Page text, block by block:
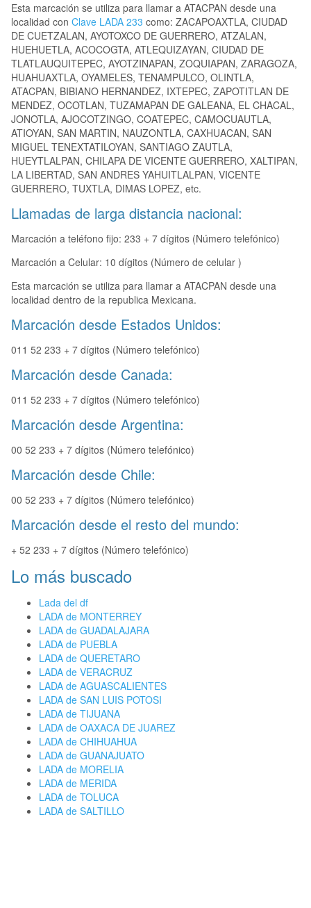
Esta marcación se utiliza para llamar a ATACPAN desde una
localidad con Clave LADA 233 como: ZACAPOAXTLA, CIUDAD
DE CUETZALAN, AYOTOXCO DE GUERRERO, ATZALAN,
HUEHUETLA, ACOCOGTA, ATLEQUIZAYAN, CIUDAD DE
TLATLAUQUITEPEC, AYOTZINAPAN, ZOQUIAPAN, ZARAGOZA,
HUAHUAXTLA, OYAMELES, TENAMPULCO, OLINTLA,
ATACPAN, BIBIANO HERNANDEZ, IXTEPEC, ZAPOTITLAN DE
MENDEZ, OCOTLAN, TUZAMAPAN DE GALEANA, EL CHACAL,
JONOTLA, AJOCOTZINGO, COATEPEC, CAMOCUAUTLA,
ATIOYAN, SAN MARTIN, NAUZONTLA, CAXHUACAN, SAN
MIGUEL TENEXTATILOYAN, SANTIAGO ZAUTLA,
HUEYTLALPAN, CHILAPA DE VICENTE GUERRERO, XALTIPAN,
LA LIBERTAD, SAN ANDRES YAHUITLALPAN, VICENTE
GUERRERO, TUXTLA, DIMAS LOPEZ, etc.
Llamadas de larga distancia nacional:
Marcación a teléfono fijo: 233 + 7 dígitos (Número telefónico)
Marcación a Celular: 10 dígitos (Número de celular )
Esta marcación se utiliza para llamar a ATACPAN desde una
localidad dentro de la republica Mexicana.
Marcación desde Estados Unidos:
011 52 233 + 7 dígitos (Número telefónico)
Marcación desde Canada:
011 52 233 + 7 dígitos (Número telefónico)
Marcación desde Argentina:
00 52 233 + 7 dígitos (Número telefónico)
Marcación desde Chile:
00 52 233 + 7 dígitos (Número telefónico)
Marcación desde el resto del mundo:
+ 52 233 + 7 dígitos (Número telefónico)
Lo más buscado
Lada del df
LADA de MONTERREY
LADA de GUADALAJARA
LADA de PUEBLA
LADA de QUERETARO
LADA de VERACRUZ
LADA de AGUASCALIENTES
LADA de SAN LUIS POTOSI
LADA de TIJUANA
LADA de OAXACA DE JUAREZ
LADA de CHIHUAHUA
LADA de GUANAJUATO
LADA de MORELIA
LADA de MERIDA
LADA de TOLUCA
LADA de SALTILLO